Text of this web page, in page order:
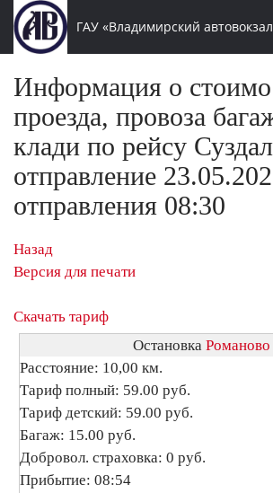
ГАУ «Владимирский
Информация о
проезда, провоза
клади по рейсу
отправление
отправления 08:30
Назад
Версия для печати
Скачать тариф
Остановка Романово
Расстояние: 10,00 км.
Тариф полный: 59.00 руб.
Тариф детский: 59.00 руб.
Багаж: 15.00 руб.
Добровол. страховка: 0 руб.
Прибытие: 08:54